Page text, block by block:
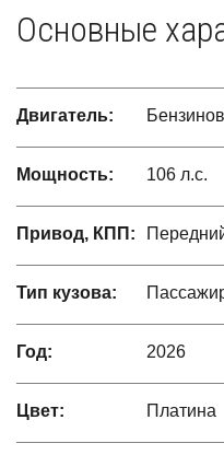
Основные
Двигатель:
Мощность: 106 л.с.
Привод, КПП:
Тип кузова:
Год: 2026
Цвет: Платина